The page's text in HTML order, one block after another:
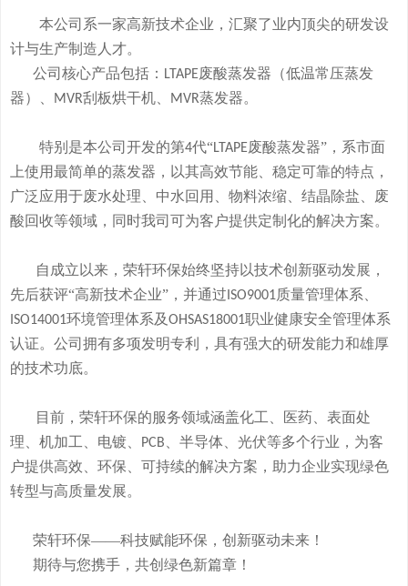
本公司系一家高新技术企业，汇聚了业内顶尖的研发设
计与生产制造人才。
公司核心产品包括： LTAPE废酸蒸发器 （低温常压蒸发
器）、
MVR刮板烘干机、 MVR蒸发器。
特别是本公司开发的第4代“LTAPE废酸蒸发器” ，系市面
上使用最简单的蒸发器， 以其高效节能、稳定可靠的特点，
广泛应用于废水处理、中水回用、物料浓缩、结晶除盐、废
酸回收等领域， 同时我司可为客户提供定制化的解决方案。
自成立以来，荣轩环保始终坚持以技术创新驱动发展，
先后获评“高新技术企业”，并通过 ISO9001质量管理体系、
ISO14001环境管理体系及OHSAS18001职业健康安全管理体系
认证。公司拥有多项发明专利，具有强大的研发能力和雄厚
的技术功底。
目前，荣轩环保的服务领域涵盖化工、医药、表面处
理、机加工、电镀、
PCB
、半导体、光伏等多个行业，为客
户提供高效、环保、可持续的解决方案，助力企业实现绿色
转型与高质量发展。
荣轩环保——科技赋能环保，创新驱动未来！
期待与您携手，共创绿色新篇章！